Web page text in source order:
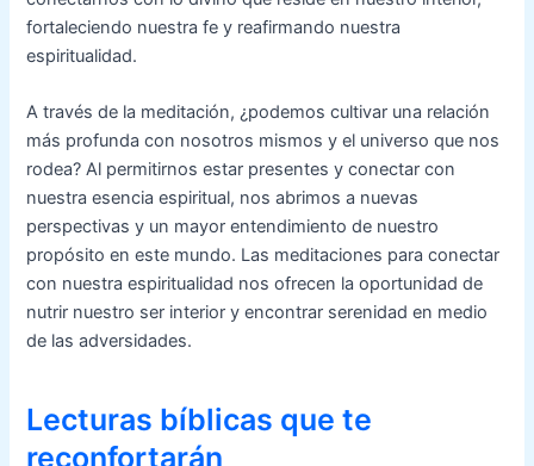
fortaleciendo nuestra fe y reafirmando nuestra
espiritualidad.
A través de la meditación, ¿podemos cultivar una relación
más profunda con nosotros mismos y el universo que nos
rodea? Al permitirnos estar presentes y conectar con
nuestra esencia espiritual, nos abrimos a nuevas
perspectivas y un mayor entendimiento de nuestro
propósito en este mundo. Las meditaciones para conectar
con nuestra espiritualidad nos ofrecen la oportunidad de
nutrir nuestro ser interior y encontrar serenidad en medio
de las adversidades.
Lecturas bíblicas que te
reconfortarán